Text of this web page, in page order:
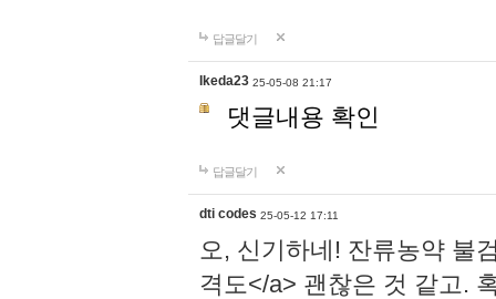
답글달기
Ikeda23 25-05-08 21:17
댓글내용 확인
답글달기
dti codes 25-05-12 17:11
오, 신기하네! 잔류농약 불
격도</a> 괜찮은 것 같고.